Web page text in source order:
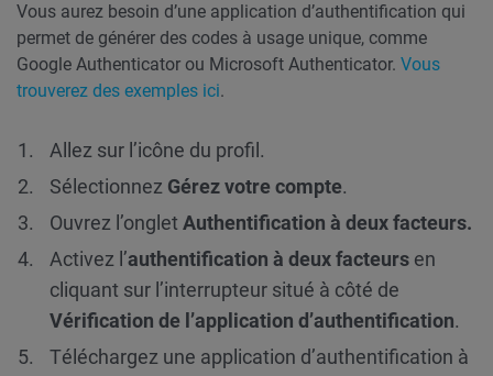
Vous aurez besoin d’une application d’authentification qui
permet de générer des codes à usage unique, comme
Google Authenticator ou Microsoft Authenticator. Vous
trouverez des exemples ici.
Allez sur l’icône du profil.
Sélectionnez Gérez votre compte.
Ouvrez l’onglet Authentification à deux facteurs.
Activez l’authentification à deux facteurs en
cliquant sur l’interrupteur situé à côté de
Vérification de l’application d’authentification.
Téléchargez une application d’authentification à